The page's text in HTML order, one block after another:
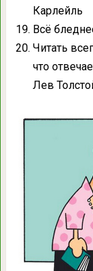
Карлейль
Всё
Читать
что
Лев